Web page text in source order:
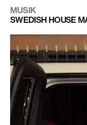
MUSIK
SWEDISH HOUSE